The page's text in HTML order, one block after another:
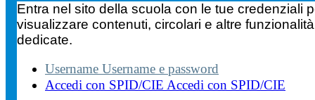
Entra nel sito della scuola con le tue credenziali
visualizzare contenuti, circolari e altre
dedicate.
Username Username e password
Accedi con SPID/CIE Accedi con SPID/CIE